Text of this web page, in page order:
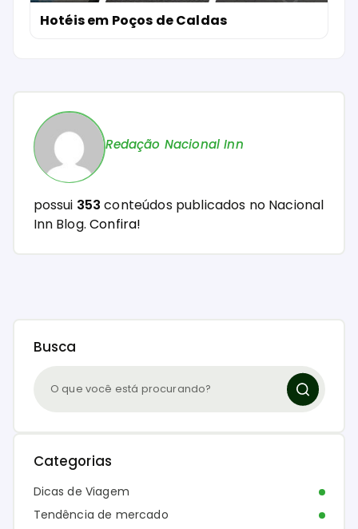
Hotéis em Poços de Caldas
Redação Nacional Inn
possui 353 conteúdos publicados no Nacional
Inn Blog.Confira!
Busca
Categorias
Dicas de Viagem
Tendência de mercado